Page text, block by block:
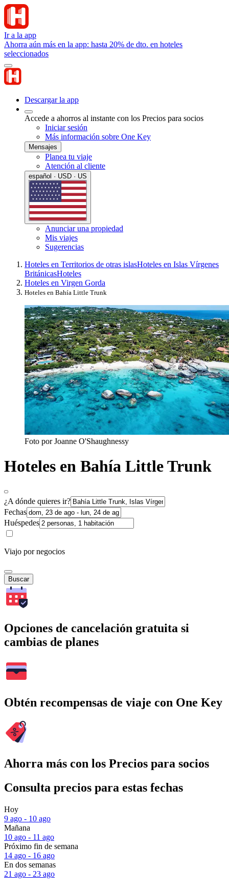
Ir a la app
Ahorra aún más en la app: hasta 20% de dto. en hoteles
seleccionados
Descargar la app
Accede a ahorros al instante con los Precios para socios
Iniciar sesión
Más información sobre One Key
Mensajes
Planea tu viaje
Atención al cliente
español · USD · US
Anunciar una propiedad
Mis viajes
Sugerencias
Hoteles en Territorios de otras islasHoteles en Islas Vírgenes
BritánicasHoteles
Hoteles en Virgen Gorda
Hoteles en Bahía Little Trunk
Foto por Joanne O'Shaughnessy
Hoteles en Bahía Little Trunk
¿A dónde quieres ir?
Fechas
Huéspedes
Viajo por negocios
Buscar
Opciones de cancelación gratuita si
cambias de planes
Obtén recompensas de viaje con One Key
Ahorra más con los Precios para socios
Consulta precios para estas fechas
Hoy
9 ago - 10 ago
Mañana
10 ago - 11 ago
Próximo fin de semana
14 ago - 16 ago
En dos semanas
21 ago - 23 ago